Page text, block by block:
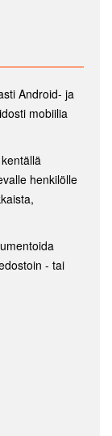
Android- ja
mobiilia
henkilölle
- tai